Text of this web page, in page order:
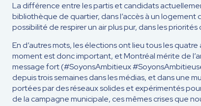
La différence entre les partis et candidats
bibliothèque de quartier, dans l’accès à un logement
possibilité de respirer un air plus pur, dans les
En d’autres mots, les élections ont lieu tous les
moment est donc important, et Montréal mérite de
message fort (#SoyonsAmbitieux
depuis trois semaines dans les médias, et dans une
portées par des réseaux solides et expérimentés
de la campagne municipale, ces mêmes crises que